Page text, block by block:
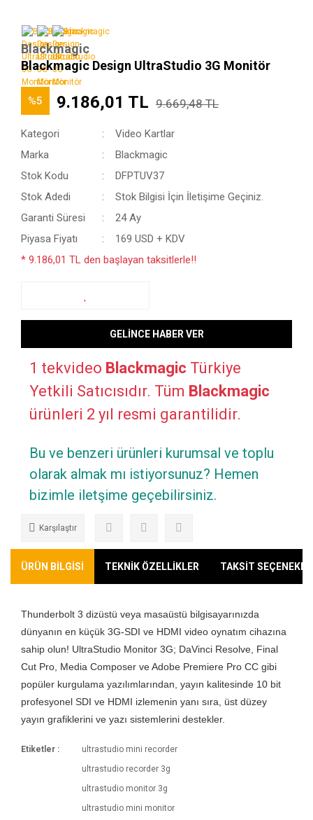
Blackmagic
Blackmagic Design UltraStudio 3G Monitör
%5 9.186,01 TL 9.669,48 TL
Kategori
Video Kartlar
Marka
Blackmagic
Stok Kodu
DFPTUV37
Stok Adedi
Stok Bilgisi İçin İletişime Geçiniz.
Garanti Süresi
24 Ay
Piyasa Fiyatı
169 USD + KDV
* 9.186,01 TL den başlayan taksitlerle!!
GELİNCE HABER VER
1 tekvideo Blackmagic Türkiye
Yetkili Satıcısıdır. Tüm Blackmagic
ürünleri 2 yıl resmi garantilidir.
Bu ve benzeri ürünleri kurumsal ve toplu
olarak almak mı istiyorsunuz? Hemen
bizimle iletşime geçebilirsiniz.
Karşılaştır
ÜRÜN BİLGİSİ TEKNİK ÖZELLİKLER TAKSİT
Thunderbolt 3 dizüstü veya masaüstü bilgisayarınızda
dünyanın en küçük 3G-SDI ve HDMI video oynatım cihazına
sahip olun! UltraStudio Monitor 3G; DaVinci Resolve, Final
Cut Pro, Media Composer ve Adobe Premiere Pro CC gibi
popüler kurgulama yazılımlarından, yayın kalitesinde 10 bit
profesyonel SDI ve HDMI izlemenin yanı sıra, üst düzey
yayın grafiklerini ve yazı sistemlerini destekler.
Bağlantılar
Ürünlerimizin ortalama olarak kargoya veriliş
süresi 1-3 iş günüdür. Resmi Tatil ve hafta
sonları ürün sevkiyatımız yoktur.
Etiketler :
ultrastudio mini recorder
ultrastudio recorder 3g
ultrastudio monitor 3g
ultrastudio mini monitor